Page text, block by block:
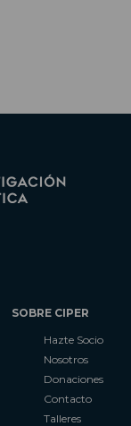
SOBRE CIPER
Hazte Socio
Nosotros
Donaciones
Contacto
Talleres